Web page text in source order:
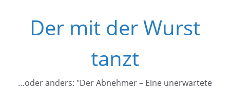
springenDer mit der Wurst
tanzt
…oder anders: "Der Abnehmer – Eine unerwartete